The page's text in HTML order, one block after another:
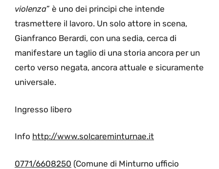
violenza” è uno dei principi che intende
trasmettere il lavoro. Un solo attore in scena,
Gianfranco Berardi, con una sedia, cerca di
manifestare un taglio di una storia ancora per un
certo verso negata, ancora attuale e sicuramente
universale.
Ingresso libero
Info http://www.solcareminturnae.it
0771/6608250 (Comune di Minturno ufficio